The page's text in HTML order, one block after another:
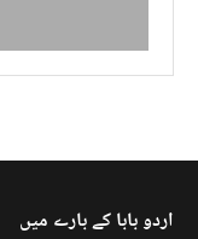
اردو بابا کے بارے میں